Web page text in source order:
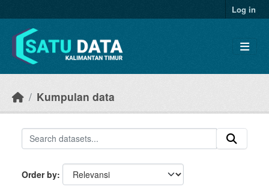
Log in
Kumpulan data
Order by